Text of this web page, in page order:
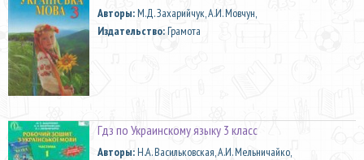
Aвторы:М.Д. Захарийчук, А.И. Мовчун,
Издательство:Грамота
Гдз по Украинскому языку 3 класс
Aвторы:Н.А. Васильковская, А.И. Мельничайко,